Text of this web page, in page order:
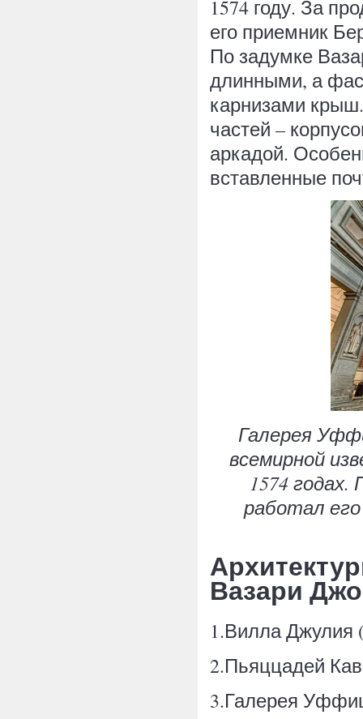
1574 году. За
его приемник
По задумке
длинными, а
карнизами
частей –
аркадой.
вставленные
Галерея
всемирной
1574
работал
Вазари
1.Вилла Джулия
2.Пьяццадей
3.Галерея